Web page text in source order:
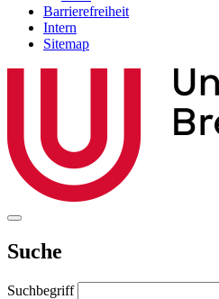
Barrierefreiheit
Intern
Sitemap
Suche
Suchbegriff